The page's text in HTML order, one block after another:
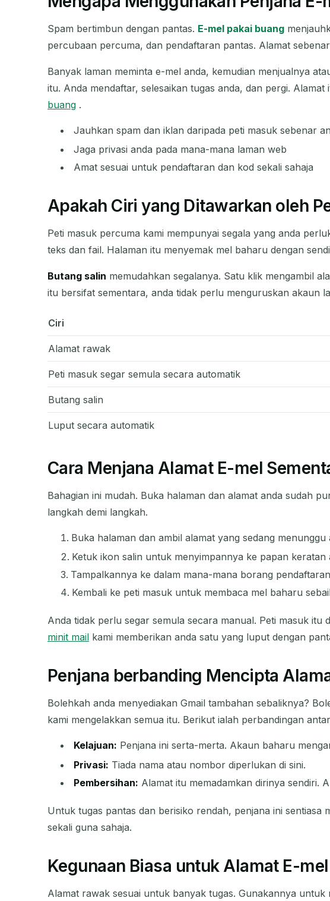
Spam bertimbun dengan pantas. E-mel pakai buang
percubaan percuma, dan pendaftaran pantas. Alamat
Banyak laman meminta e-mel anda, kemudian menjualnya
itu. Anda mendaftar, selesaikan tugas anda, dan pergi.
buang .
Jauhkan spam dan iklan daripada peti masuk sebenar
Jaga privasi anda pada mana-mana laman web
Amat sesuai untuk pendaftaran dan kod sekali sahaja
Apakah Ciri yang Ditawarkan oleh
Peti masuk percuma kami mempunyai segala yang anda
teks dan fail. Halaman itu menyemak mel baharu dengan
Butang salin memudahkan segalanya. Satu klik mengambil
itu bersifat sementara, anda tidak perlu menguruskan akaun
Ciri
Alamat rawak
Peti masuk segar semula secara automatik
Butang salin
Luput secara automatik
Cara Menjana Alamat E-mel
Bahagian ini mudah. Buka halaman dan alamat anda sudah
langkah demi langkah.
Buka halaman dan ambil alamat yang sedang menunggu
Ketuk ikon salin untuk menyimpannya ke papan keratan
Tampalkannya ke dalam mana-mana borang
Kembali ke peti masuk untuk membaca mel baharu
Anda tidak perlu segar semula secara manual. Peti masuk
minit mail kami memberikan anda satu yang luput dengan
Penjana berbanding Mencipta
Bolehkah anda menyediakan Gmail tambahan sebaliknya?
kami mengelakkan semua itu. Berikut ialah perbandingan
Kelajuan: Penjana ini serta-merta. Akaun baharu
Privasi: Tiada nama atau nombor diperlukan di sini.
Pembersihan: Alamat itu memadamkan dirinya sendiri.
Untuk tugas pantas dan berisiko rendah, penjana ini sentiasa
sekali guna sahaja.
Kegunaan Biasa untuk Alamat E-
Alamat rawak sesuai untuk banyak tugas. Gunakannya